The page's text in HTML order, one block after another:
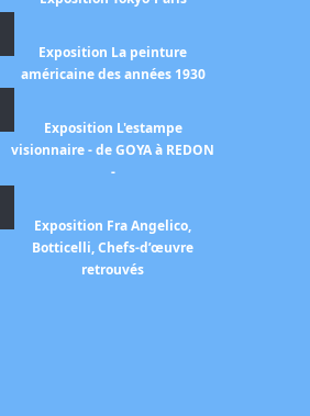
Exposition La peinture
américaine des années 1930
Exposition L'estampe
visionnaire - de GOYA à REDON
-
Exposition Fra Angelico,
Botticelli, Chefs-d’œuvre
retrouvés